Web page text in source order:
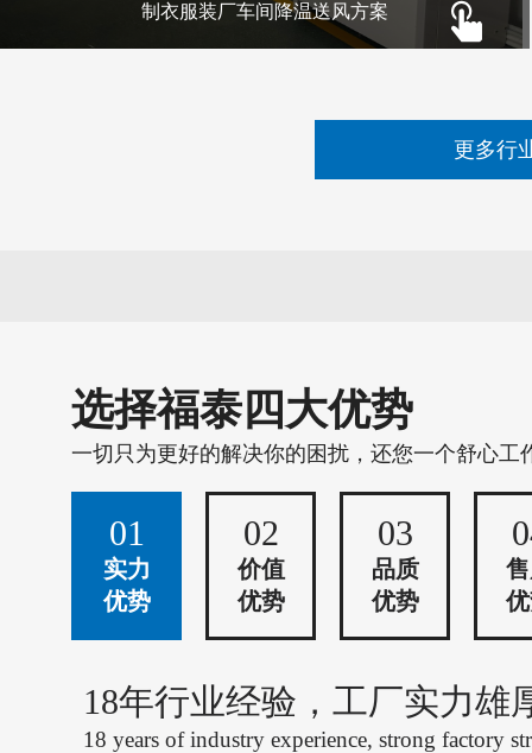
制衣服装厂车间降温送风方案
更多行
选择福泰四大优势
一切只为更好的解决你的困扰，还您一个舒心工
01
实力
优势
02
价值
优势
03
品质
优势
18年行业经验，工厂实力雄
18 years of industry experience, strong factory